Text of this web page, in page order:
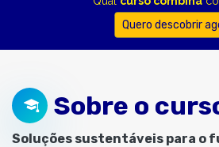
Quero descobrir
Sobre o
Soluções sustentáveis para o